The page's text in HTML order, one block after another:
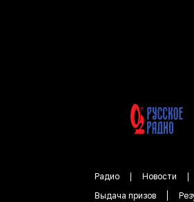
Радио Новости
Выдача призов